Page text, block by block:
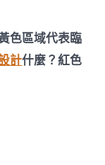
色區域代表臨
計什麼？紅色